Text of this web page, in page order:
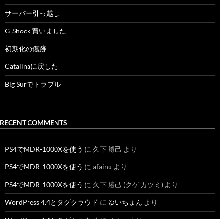
サーバー引っ越し
G-Shock 買いました
初期化の傷跡
Catalinaに戻した
Big Surでトラブル
RECENT COMMENTS
PS4でMDR-1000Xを使う に 久下 勝己 より
PS4でMDR-1000Xを使う に afainu より
PS4でMDR-1000Xを使う に 久下 勝己 (クゲ カツミ) より
WordPress 4.4とタグクラウド に ゆいちょん より